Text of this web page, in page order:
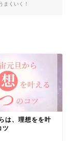
まくいく！
は、理想をを叶
ツ